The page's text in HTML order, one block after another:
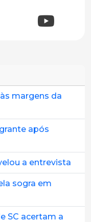
margens da
após
a entrevista
sogra em
SC acertam a